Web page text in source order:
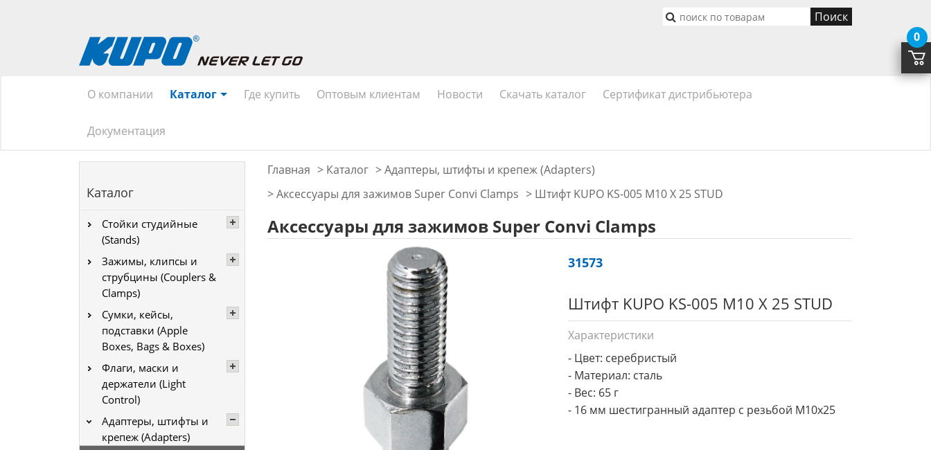
Поиск
О компании Каталог Где купить Оптовым клиентам Новости Скачать каталог Сертификат дистрибьютера
Документация
Каталог
Стойки студийные
(Stands)
Зажимы, клипсы и
струбцины (Couplers &
Clamps)
Сумки, кейсы,
подставки (Apple
Boxes, Bags & Boxes)
Флаги, маски и
держатели (Light
Control)
Адаптеры, штифты и
крепеж (Adapters)
Главная > Каталог >Адаптеры, штифты и крепеж (Adapters)
>Аксессуары для зажимов Super Convi Clamps > Штифт KUPO KS-005 M10 X 25 STUD
Аксессуары для зажимов Super Convi Clamps
31573
Штифт KUPO KS-005 M10 X 25 STUD
Характеристики
- Цвет: серебристый
- Материал: сталь
- Вес: 65 г
- 16 мм шестигранный адаптер с резьбой M10х25
0